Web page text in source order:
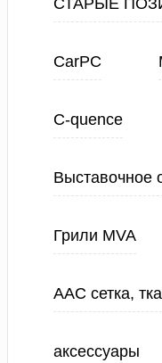
СТАРЫЕ
CarPC
C-quence
Выставочное
Грили MVA
ААС сетка,
аксессуары